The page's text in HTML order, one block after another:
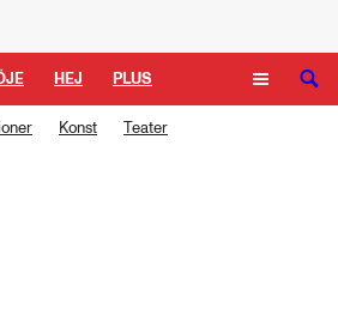
HEJ PLUS
LEDARE
Konst Teater